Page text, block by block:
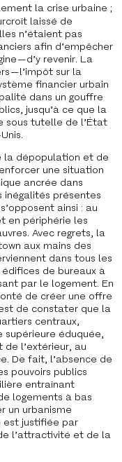
la crise urbaine ;
laissé de
n’étaient pas
afin d’empêcher
— d’y revenir. La
— l’impôt sur la
financier urbain
dans un gouffre
jusqu’à ce que la
sous tutelle de l’État
la dépopulation et de
une situation
ancrée dans
inégalités présentes
ainsi : au
en périphérie les
Avec regrets, la
aux mains des
dans tous les
de bureaux à
par le logement. En
de créer une offre
de constater que la
centraux,
supérieure éduquée,
l’extérieur, au
De fait, l’absence de
pouvoirs publics
entraînant
logements à bas
un urbanisme
est justifiée par
l’attractivité et de la